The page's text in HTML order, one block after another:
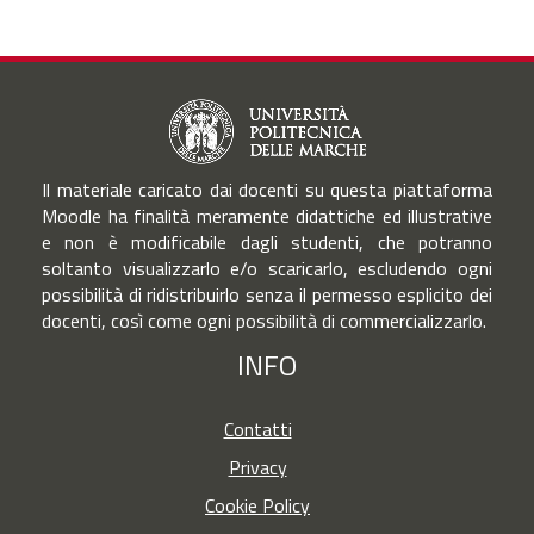
Il materiale caricato dai docenti su questa piattaforma
Moodle ha finalità meramente didattiche ed illustrative
e non è modificabile dagli studenti, che potranno
soltanto visualizzarlo e/o scaricarlo, escludendo ogni
possibilità di ridistribuirlo senza il permesso esplicito dei
docenti, così come ogni possibilità di commercializzarlo.
INFO
Contatti
Privacy
Cookie Policy